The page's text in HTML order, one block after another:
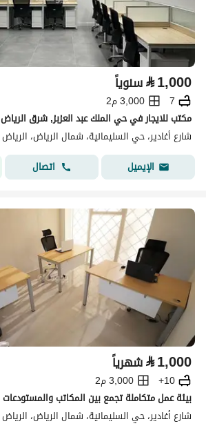
⃁1,000 سنوياً
7
3,000 م2
مكتب للايجار في حي الملك عبد العزبز, شرق الرياض
شارع أغادير، حي السليمانية، شمال الرياض، الرياض
الإيميل
اتصال
⃁1,000 شهرياً
10+
3,000 م2
شارع أغادير، حي السليمانية، شمال الرياض، الرياض